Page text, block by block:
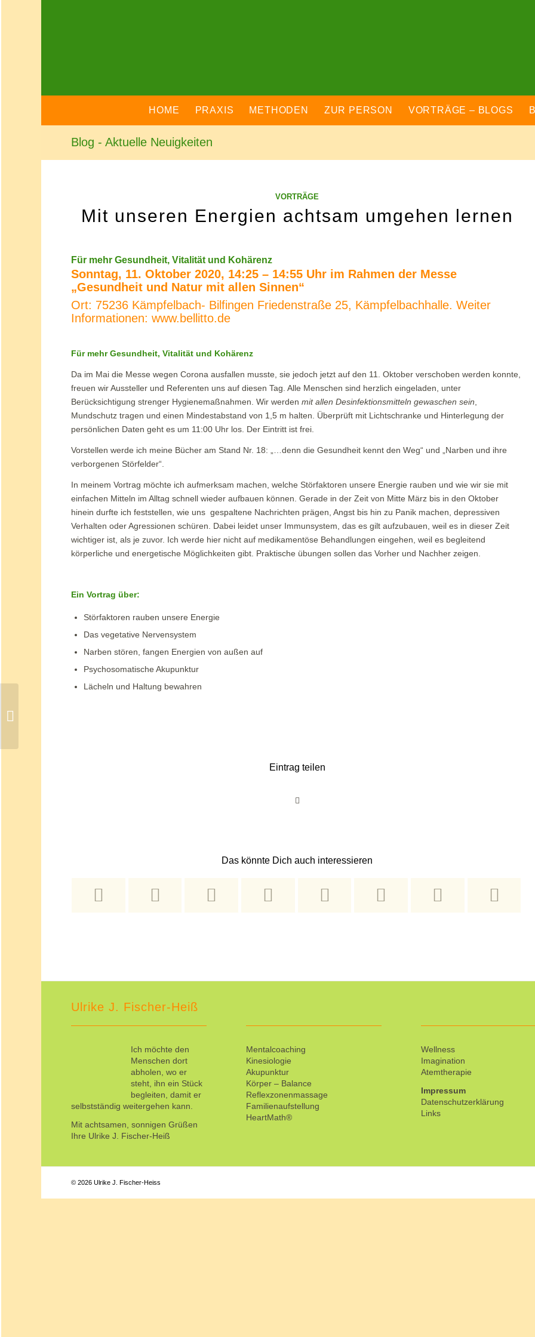
HOME PRAXIS METHODEN ZUR PERSON VORTRÄGE – BLOGS
Blog - Aktuelle Neuigkeiten
VORTRÄGE
Mit unseren Energien achtsam umgehen lernen
Für mehr Gesundheit, Vitalität und Kohärenz
Sonntag, 11. Oktober 2020, 14:25 – 14:55 Uhr im Rahmen der Messe
„Gesundheit und Natur mit allen Sinnen“
Ort: 75236 Kämpfelbach- Bilfingen Friedenstraße 25, Kämpfelbachhalle. Weiter
Informationen: www.bellitto.de
Für mehr Gesundheit, Vitalität und Kohärenz
Da im Mai die Messe wegen Corona ausfallen musste, sie jedoch jetzt auf den 11. Oktober verschoben werden konnte,
freuen wir Aussteller und Referenten uns auf diesen Tag. Alle Menschen sind herzlich eingeladen, unter
Berücksichtigung strenger Hygienemaßnahmen. Wir werden mit allen Desinfektionsmitteln gewaschen sein
Mundschutz tragen und einen Mindestabstand von 1,5 m halten. Überprüft mit Lichtschranke und Hinterlegung der
persönlichen Daten geht es um 11:00 Uhr los. Der Eintritt ist frei.
Vorstellen werde ich meine Bücher am Stand Nr. 18: „…denn die Gesundheit kennt den Weg“ und „Narben und ihre
verborgenen Störfelder“.
In meinem Vortrag möchte ich aufmerksam machen, welche Störfaktoren unsere Energie rauben und wie wir sie mit
einfachen Mitteln im Alltag schnell wieder aufbauen können. Gerade in der Zeit von Mitte März bis in den Oktober
hinein durfte ich feststellen, wie uns gespaltene Nachrichten prägen, Angst bis hin zu Panik machen, depressiven
Verhalten oder Agressionen schüren. Dabei leidet unser Immunsystem, das es gilt aufzubauen, weil es in dieser Zeit
wichtiger ist, als je zuvor. Ich werde hier nicht auf medikamentöse Behandlungen eingehen, weil es begleitend
körperliche und energetische Möglichkeiten gibt. Praktische übungen sollen das Vorher und Nachher zeigen.
Ein Vortrag über:
Störfaktoren rauben unsere Energie
Das vegetative Nervensystem
Narben stören, fangen Energien von außen auf
Psychosomatische Akupunktur
Lächeln und Haltung bewahren
Eintrag teilen
Das könnte Dich auch interessieren
Ulrike J. Fischer-Heiß
Ich möchte den
Menschen dort
abholen, wo er
steht, ihn ein Stück
begleiten, damit er
selbstständig weitergehen kann.
Mit achtsamen, sonnigen Grüßen
Ihre Ulrike J. Fischer-Heiß
Mentalcoaching
Kinesiologie
Akupunktur
Körper – Balance
Reflexzonenmassage
Familienaufstellung
HeartMath®
Wellness
Imagination
Atemtherapie
Impressum
Datenschutzerklärung
Links
© 2026 Ulrike J. Fischer-Heiss